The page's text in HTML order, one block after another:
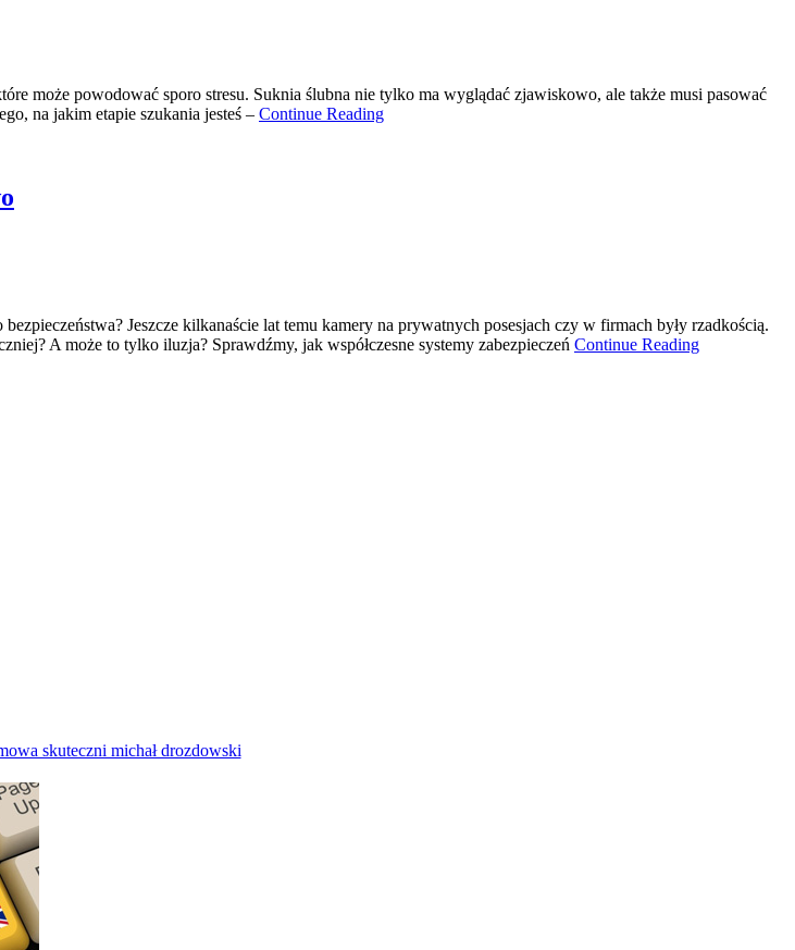
może powodować sporo stresu. Suknia ślubna nie tylko ma wyglądać zjawiskowo, ale także musi pasować
na jakim etapie szukania jesteś – Continue Reading
Jeszcze kilkanaście lat temu kamery na prywatnych posesjach czy w firmach były rzadkością.
A może to tylko iluzja? Sprawdźmy, jak współczesne systemy zabezpieczeń Continue Reading